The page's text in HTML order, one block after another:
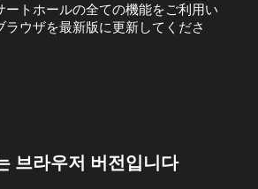
ートホールの全ての機能をご利用い
ラウザを最新版に更新してくださ
브라우저 버전입니다